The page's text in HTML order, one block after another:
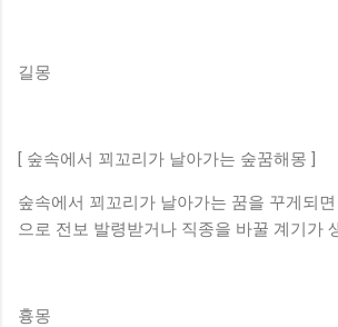
길몽
[ 숲속에서 꾀꼬리가 날아가는 숲꿈해몽 ]
숲속에서 꾀꼬리가 날아가는 꿈을 꾸게되
으로 전보 발령받거나 직종을 바꿀 계기가
흉몽